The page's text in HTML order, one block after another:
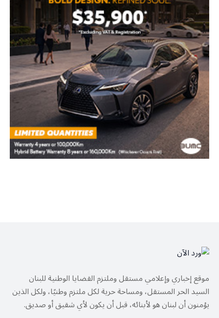
موقع إخباري وإعلامي مستقل وملتزم القضايا الوطنية للبنان
السيد الحر المستقل، ومساحة حرية لكل ملتزم وطنيًا، ولكل الذين
يؤمنون أن لبنان هو لأبنائه، قبل أن يكون لأي شقيق أو صديق.